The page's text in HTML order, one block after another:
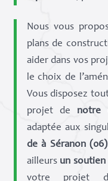
Nous vous
plans de
aider dans vos
le choix de
Vous disposez
projet de notre
adaptée aux
de à Séranon (06)
ailleurs un soutien
votre projet